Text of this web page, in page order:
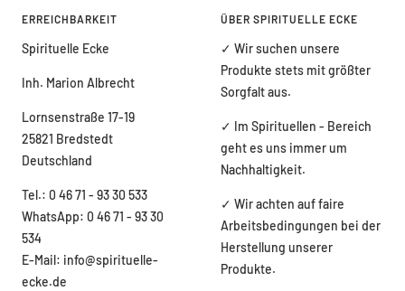
ERREICHBARKEIT
Spirituelle Ecke
Inh. Marion Albrecht
Lornsenstraße 17-19
25821 Bredstedt
Deutschland
Tel.: 0 46 71 - 93 30 533
WhatsApp: 0 46 71 - 93 30
534
E-Mail: info@spirituelle-
ecke.de
ÜBER SPIRITUELLE ECKE
✓ Wir suchen unsere
Produkte stets mit größter
Sorgfalt aus.
✓ Im Spirituellen - Bereich
geht es uns immer um
Nachhaltigkeit.
✓ Wir achten auf faire
Arbeitsbedingungen bei der
Herstellung unserer
Produkte.